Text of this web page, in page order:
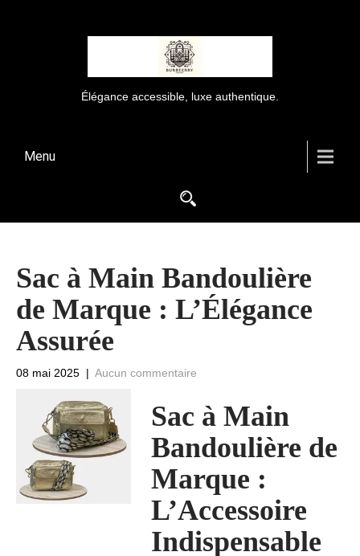
Élégance accessible, luxe authentique.
Menu
Sac à Main Bandoulière
de Marque : L’Élégance
Assurée
08 mai 2025 | Aucun commentaire
Sac à Main
Bandoulière de
Marque :
L’Accessoire
Indispensable